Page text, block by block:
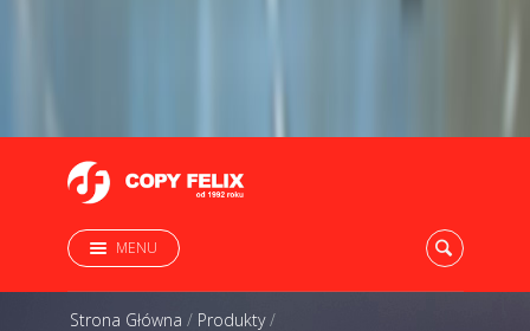
MENU
Strona Główna / Produkty/